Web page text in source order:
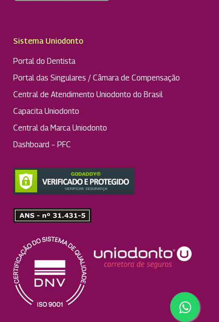
Sistema Uniodonto
Portal do Dentista
Portal das Singulares / Câmara de Compensação
Central de Atendimento Uniodonto do Brasil
Capacita Uniodonto
Central da Marca Uniodonto
Dashboard – PFC